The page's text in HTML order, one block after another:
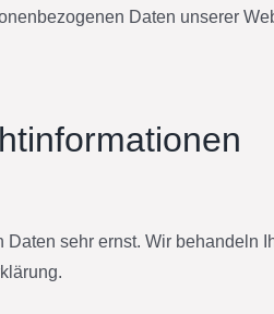
Daten unserer
sehr ernst. Wir